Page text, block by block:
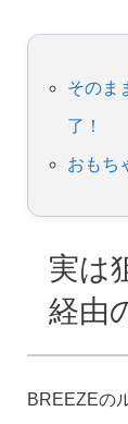
そのま
了！
おもち
実は
経由
BREEZEの